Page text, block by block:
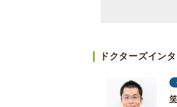
ドクターズイン